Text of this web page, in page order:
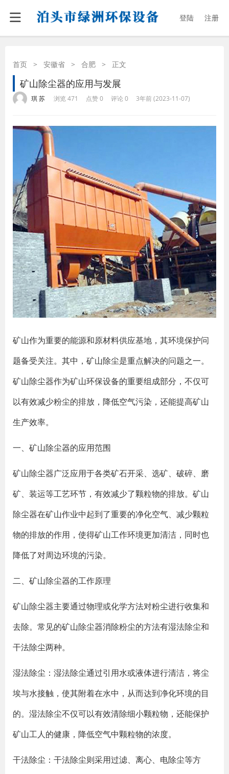
登陆 注册
首页 > 安徽省 > 合肥 > 正文
矿山除尘器的应用与发展
琪 苏 浏览 471 点赞 0 评论 0 3年前 (2023-11-07)
矿山作为重要的能源和原材料供应基地，其环境保护问
题备受关注。其中，矿山除尘是重点解决的问题之一。
矿山除尘器作为矿山环保设备的重要组成部分，不仅可
以有效减少粉尘的排放，降低空气污染，还能提高矿山
生产效率。
一、矿山除尘器的应用范围
矿山除尘器广泛应用于各类矿石开采、选矿、破碎、磨
矿、装运等工艺环节，有效减少了颗粒物的排放。矿山
除尘器在矿山作业中起到了重要的净化空气、减少颗粒
物的排放的作用，使得矿山工作环境更加清洁，同时也
降低了对周边环境的污染。
二、矿山除尘器的工作原理
矿山除尘器主要通过物理或化学方法对粉尘进行收集和
去除。常见的矿山除尘器消除粉尘的方法有湿法除尘和
干法除尘两种。
湿法除尘：湿法除尘通过引用水或液体进行清洁，将尘
埃与水接触，使其附着在水中，从而达到净化环境的目
的。湿法除尘不仅可以有效清除细小颗粒物，还能保护
矿山工人的健康，降低空气中颗粒物的浓度。
干法除尘：干法除尘则采用过滤、离心、电除尘等方